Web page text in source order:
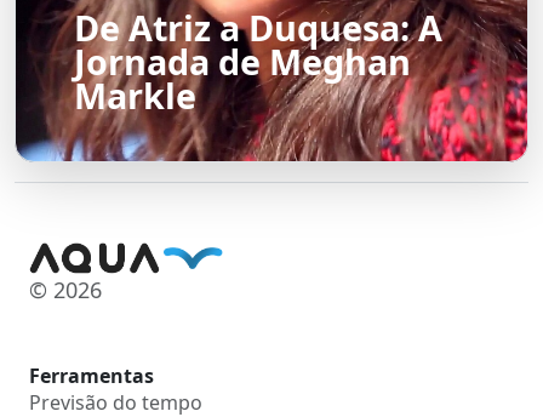
De Atriz a Duquesa: A
Jornada de Meghan
Markle
© 2026
Ferramentas
Previsão do tempo